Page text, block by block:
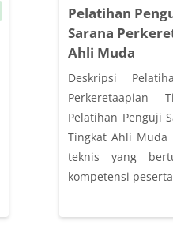
Pelatihan
Sarana
Ahli Muda
Deskripsi
Perkeretaapian
Pelatihan Penguji
Tingkat Ahli Muda
teknis yang
kompetensi